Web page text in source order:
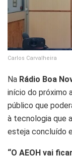
Carlos Carvalheira
Na Rádio Boa
início do próximo
público que
à tecnologia que
esteja concluído
“O AEOH vai